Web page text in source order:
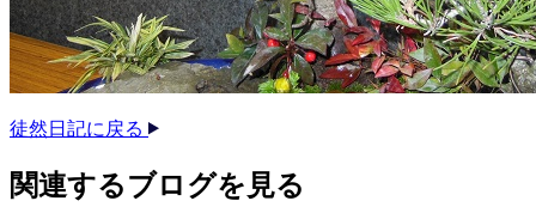
徒然日記に戻る
関連する​ブログを​見る​